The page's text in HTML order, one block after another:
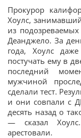
Прокурор
Хоулс,
из
Деанджело. За
года, Хоулс
постучать ему в
последний
мужчиной
сделали тест.
и они совпали с
десять назад о
— сказал
арестовали.